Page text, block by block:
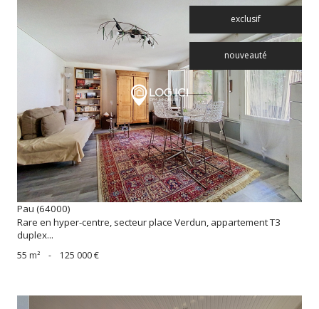
exclusif
nouveauté
voir le bien
Pau (64000)
Rare en hyper-centre, secteur place Verdun, appartement T3
duplex...
55 m² - 125 000 €